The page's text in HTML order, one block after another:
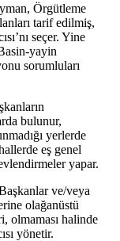
Örgütleme
tarif edilmiş,
seçer. Yine
yayin
sorumluları
bulunur,
yerlerde
eş genel
yapar.
ve/veya
olağanüstü
olmaması halinde
yönetir.